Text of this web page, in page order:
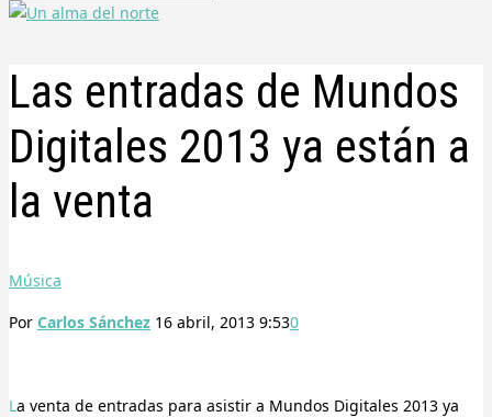
Las entradas de Mundos
Digitales 2013 ya están a
la venta
Música
Por Carlos Sánchez 16 abril, 2013 9:530
La venta de entradas para asistir a Mundos Digitales 2013 ya